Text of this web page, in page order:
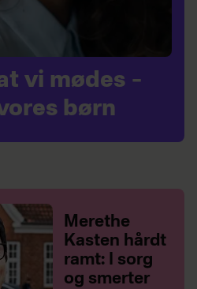
vi mødes –
børn
Merethe
Kasten hårdt
ramt: I sorg
og smerter